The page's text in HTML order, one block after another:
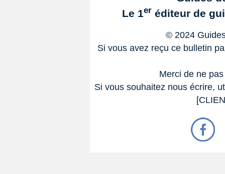
Le 1er éditeur de
© 2024
Si vous avez reçu ce bulletin
Merci de ne
Si vous souhaitez nous écrire,